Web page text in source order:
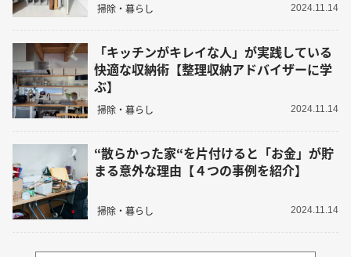
掃除・暮らし 2024.11.14
「キッチンがキレイな人」が実践している
快適な収納術【整理収納アドバイザーに学
ぶ】
掃除・暮らし 2024.11.14
“散らかった家“を片付けると「お金」が貯
まる意外な理由【４つの事例を紹介】
掃除・暮らし 2024.11.14